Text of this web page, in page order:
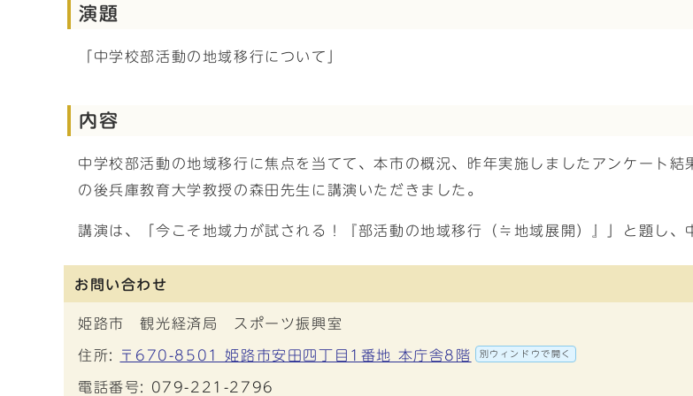
演題
「中学校部活動の地域移行について」
内容
中学校部活動の地域移行に焦点を当てて、本市の概況、昨年実施しましたアンケート
の後兵庫教育大学教授の森田先生に講演いただきました。
講演は、「今こそ地域力が試される！『部活動の地域移行（≒地域展開）』」と題し、
お問い合わせ
姫路市 観光経済局 スポーツ振興室
住所: 〒670-8501 姫路市安田四丁目1番地 本庁舎8階 別ウィンドウで開く
電話番号: 079-221-2796